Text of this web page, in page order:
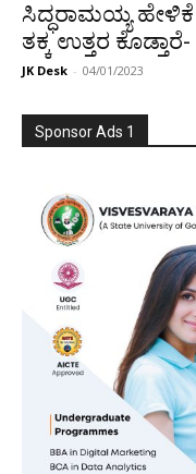
ಸಿದ್ಧರಾಮಯ್ಯ ಹೇಳಿಕೆ
ತಕ್ಕ ಉತ್ತರ
JK Desk - 04/01/2023
Sponsor Ads 1